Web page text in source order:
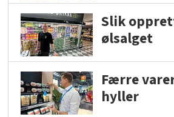
Slik
ølsalget
Færre
hyller